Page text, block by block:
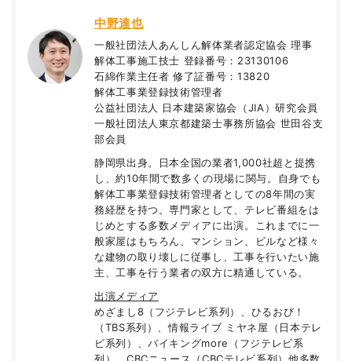
中野達也
一般社団法人あんしん解体業者認定協会 理事
解体工事施工技士 登録番号：23130106
石綿作業主任者 修了証番号：13820
解体工事業登録技術管理者
公益社団法人 日本建築家協会（JIA）研究会員
一般社団法人東京都建築士事務所協会 世田谷支
部会員
静岡県出身。日本全国の業者1,000社超と提携
し、約10年間で数多くの現場に関与。自身でも
解体工事業登録技術管理者としての8年間の実
務経歴を持つ。専門家として、テレビ番組をは
じめとする多数メディアに出演。これまでに一
般家屋はもちろん、マンション、ビルなど様々
な建物の取り壊しに従事し、工事を行いたい施
主、工事を行う業者の双方に精通している。
出演メディア
めざまし8（フジテレビ系列）、ひるおび！
（TBS系列）、情報ライブ ミヤネ屋（日本テレ
ビ系列）、バイキングmore（フジテレビ系